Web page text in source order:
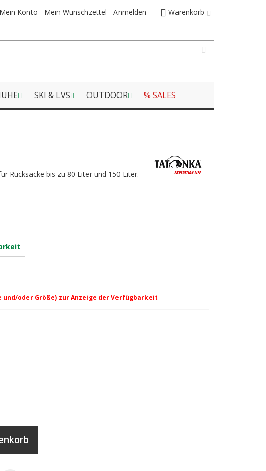
Warenkorb
Mein Konto Mein Wunschzettel Anmelden
SKI & LVS OUTDOOR % SALES
Rucksäcke bis zu 80 Liter und 150 Liter.
und/oder Größe) zur Anzeige der Verfügbarkeit